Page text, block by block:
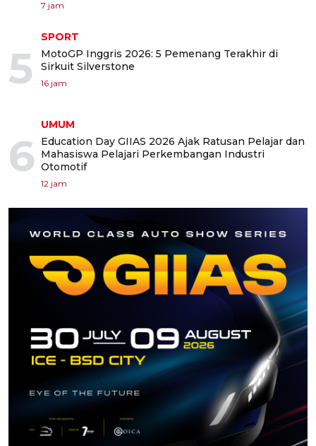
7 jam
5
SPORT
MotoGP Inggris 2026: 5 Pemenang Terakhir di
Sirkuit Silverstone
16 jam
6
UMUM
Education Day GIIAS 2026 Ajak Ratusan Pelajar dan
Mahasiswa Pelajari Perkembangan Industri
Otomotif
12 jam